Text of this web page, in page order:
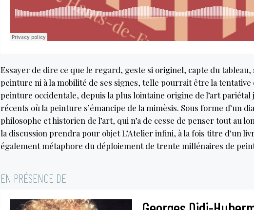
Essayer de dire ce que le regard, geste si originel, capte du
peinture ni à la mobilité de ses signes, telle pourrait être la tentative
peinture occidentale, depuis la plus lointaine origine de l’art pariétal
récents où la peinture s’émancipe de la mimèsis. Sous forme d’un
philosophe et historien de l’art, qui n’a de cesse de penser tout au
la discussion prendra pour objet L’Atelier infini, à la fois titre d’un
également métaphore du déploiement de trente millénaires de
EN PRÉSENCE DE